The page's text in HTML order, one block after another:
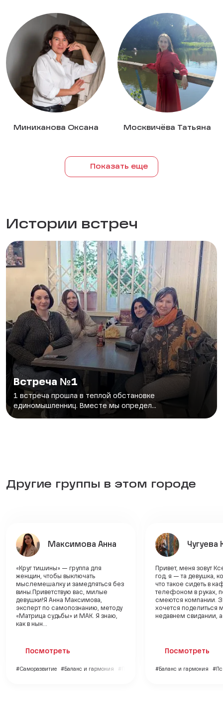
Миниханова Оксана Москвичёва Татьяна
Показать еще
Истории встреч
Встреча №1
1 встреча прошла в теплой обстановке
единомышленниц. Вместе мы определ...
Другие группы в этом городе
Максимова Анна
«Круг тишины» — группа для
женщин, чтобы выключать
мыслемешалку и замедляться без
вины.Приветствую вас, милые
девушки!Я Анна Максимова,
эксперт по самопознанию, методу
«Матрица судьбы» и МАК. Я знаю,
как в нын...
Посмотреть
#Саморазвитие #Баланс и гармония #Психология
Чугуева
Привет, меня зовут
год, я — та девушка,
что такое сидеть в
телефоном в руках,
смеются компании.
хочется поделиться
недавнем свидании, а
Посмотреть
#Баланс и гармония